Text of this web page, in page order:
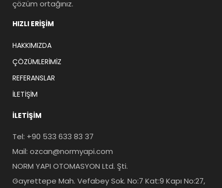
çözüm ortağınız.
HIZLI ERIŞIM
HAKKIMIZDA
ÇÖZÜMLERIMIZ
REFERANSLAR
İLETIŞIM
İLETIŞIM
Tel: +90 533 633 83 37
Mail: ozcan@normyapi.com
NORM YAPI OTOMASYON Ltd. Şti.
Gayrettepe Mah. Vefabey Sok. No:7 Kat:9 Kapı No:27,